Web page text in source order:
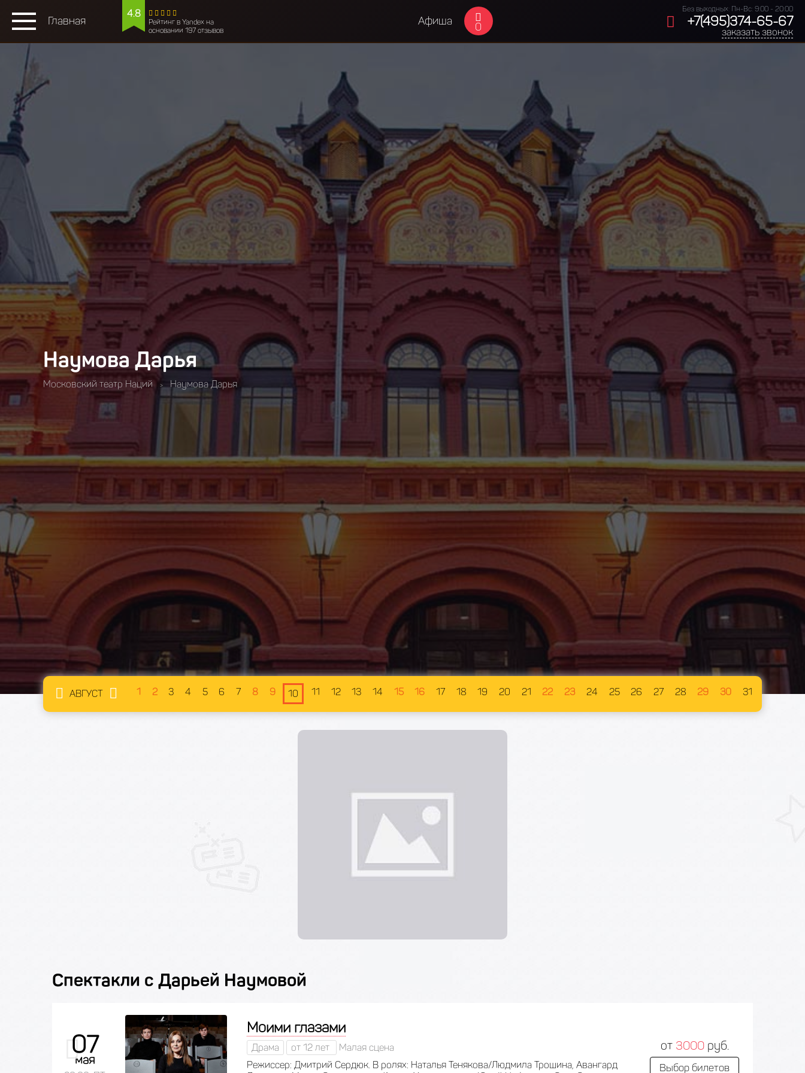
Главная
4.8
Рейтинг в Yandex на
основании 197 отзывов
Афиша 0
Без выходных: Пн-Вс: 9:00 - 20:00
+7(495)374-65-67
заказать звонок
Наумова Дарья
Московский театр Наций > Наумова Дарья
АВГУСТ 1 2 3 4 5 6 7 8 9 10 11 12 13 14 15 16 17 18 19 20 21 22 23 24 25 26 27 28 29 30 31
Спектакли с Дарьей Наумовой
07
мая
Моими глазами
Драма от 12 лет
Малая сцена
Режиссер: Дмитрий Сердюк. В ролях: Наталья Тенякова/Людмила Трошина, Авангард
от 3000руб.
Выбор билетов